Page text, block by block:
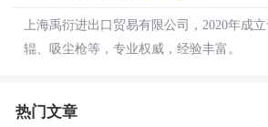
上海禹衍进出口贸易有限公司，2020年成
辊、吸尘枪等，专业权威，经验丰富。
热门文章